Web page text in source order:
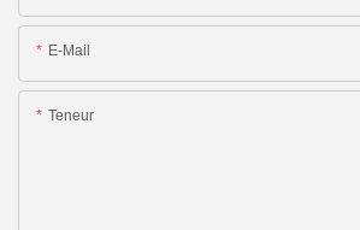
E-Mail
Teneur